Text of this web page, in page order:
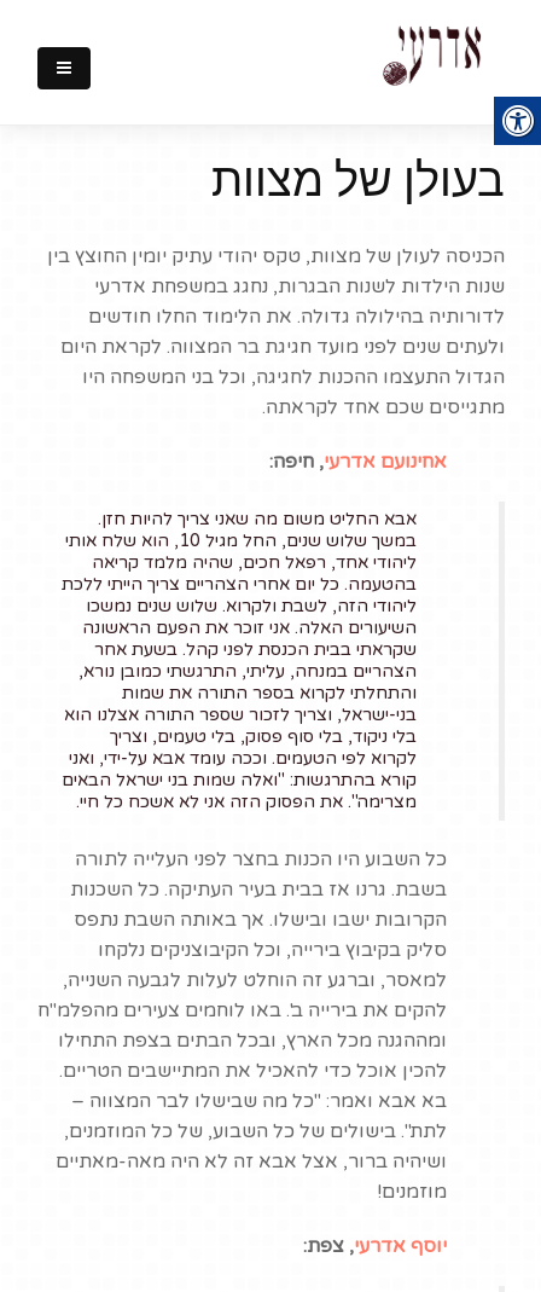
בעולן של מצוות
הכניסה לעולן של מצוות, טקס יהודי עתיק יומין החוצץ בין
שנות הילדות לשנות הבגרות, נחגג במשפחת אדרעי
לדורותיה בהילולה גדולה. את הלימוד החלו חודשים
ולעתים שנים לפני מועד חגיגת בר המצווה. לקראת היום
הגדול התעצמו ההכנות לחגיגה, וכל בני המשפחה היו
מתגייסים שכם אחד לקראתה.
אחינועם אדרעי, חיפה:
אבא החליט משום מה שאני צריך להיות חזן.
במשך שלוש שנים, החל מגיל 10, הוא שלח אותי
ליהודי אחד, רפאל חכים, שהיה מלמד קריאה
בהטעמה. כל יום אחרי הצהריים צריך הייתי ללכת
ליהודי הזה, לשבת ולקרוא. שלוש שנים נמשכו
השיעורים האלה. אני זוכר את הפעם הראשונה
שקראתי בבית הכנסת לפני קהל. בשעת אחר
הצהריים במנחה, עליתי, התרגשתי כמובן נורא,
והתחלתי לקרוא בספר התורה את שמות
בני-ישראל, וצריך לזכור שספר התורה אצלנו הוא
בלי ניקוד, בלי סוף פסוק, בלי טעמים, וצריך
לקרוא לפי הטעמים. וככה עומד אבא על-ידי, ואני
קורא בהתרגשות: "ואלה שמות בני ישראל הבאים
מצרימה". את הפסוק הזה אני לא אשכח כל חיי.
כל השבוע היו הכנות בחצר לפני העלייה לתורה
בשבת. גרנו אז בבית בעיר העתיקה. כל השכנות
הקרובות ישבו ובישלו. אך באותה השבת נתפס
סליק בקיבוץ בירייה, וכל הקיבוצניקים נלקחו
למאסר, וברגע זה הוחלט לעלות לגבעה השנייה,
להקים את בירייה ב'. באו לוחמים צעירים מהפלמ"ח
ומההגנה מכל הארץ, ובכל הבתים בצפת התחילו
להכין אוכל כדי להאכיל את המתיישבים הטריים.
בא אבא ואמר: "כל מה שבישלו לבר המצווה –
לתת". בישולים של כל השבוע, של כל המוזמנים,
ושיהיה ברור, אצל אבא זה לא היה מאה-מאתיים
מוזמנים!
יוסף אדרעי, צפת:
×
Accessibility Guidelines2
הנגשה: אנו עושים כל שביכולתנו
שהאתר יהיה נגיש לאנשים עם
אם בכל זאת נתקלתם בבעיית
שלחו לנו הערתכם
(אל תשכחו בבקשה לציין
את כתובת האתר).
אודות ההנגשה
באתר:
אמצעי הניווט
וההתמצאות באתר
פשוטים ונוחים לשימוש.
תכני האתר כתובים
בשפה פשוטה וברורה
ומאורגנים היטב
באמצעות כותרות
ורשימות.
לנושאים, תתי הנושאים
והדפים באתר.
האתר מותאם לצפייה
בסוגי הדפדפנים השונים
(כמו כרום, פיירפוקס
ואופרה)
האתר מותאם לסביבות
עבודה ברזולוציות שונות.
לאובייקטים הגרפיים
באתר יש חלופה
טקסטואלית (alt).